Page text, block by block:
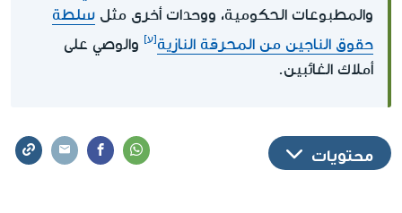
والمطبوعات الحكومية، ووحدات أخرى مثل سلطة
حقوق الناجين من المحرقة النازية
والوصي على
أملاك الغائبين.
محتويات